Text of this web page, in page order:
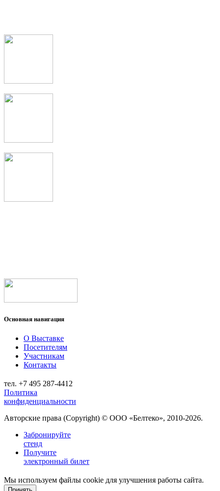
Основная навигация
О Выставке
Посетителям
Участникам
Контакты
тел. +7 495 287-4412
Политика
конфиденциальности
Авторские права (Copyright) © ООО «Белтеко», 2010-2026.
Забронируйте
стенд
Получите
электронный билет
Мы используем файлы cookie для улучшения работы сайта.